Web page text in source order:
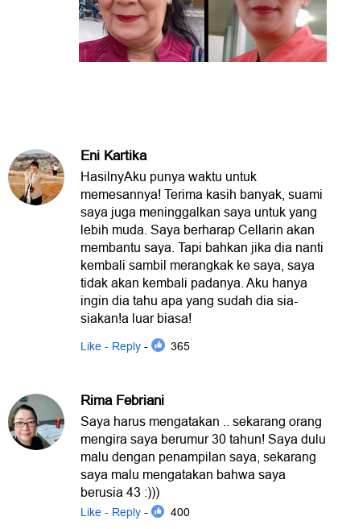
Eni Kartika
HasilnyAku punya waktu untuk
memesannya! Terima kasih banyak, suami
saya juga meninggalkan saya untuk yang
lebih muda. Saya berharap Cellarin akan
membantu saya. Tapi bahkan jika dia nanti
kembali sambil merangkak ke saya, saya
tidak akan kembali padanya. Aku hanya
ingin dia tahu apa yang sudah dia sia-
siakan!a luar biasa!
Like - Reply - 365
Rima Febriani
Saya harus mengatakan .. sekarang orang
mengira saya berumur 30 tahun! Saya dulu
malu dengan penampilan saya, sekarang
saya malu mengatakan bahwa saya
berusia 43 :)))
Like - Reply - 400